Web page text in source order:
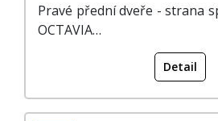
Pravé přední dveře - strana
OCTAVIA…
Detail